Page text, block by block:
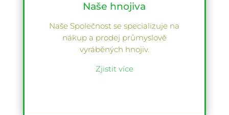
Naše hnojiva
Naše Společnost se specializuje na
nákup a prodej průmyslově
vyráběných hnojiv.
Zjistit více